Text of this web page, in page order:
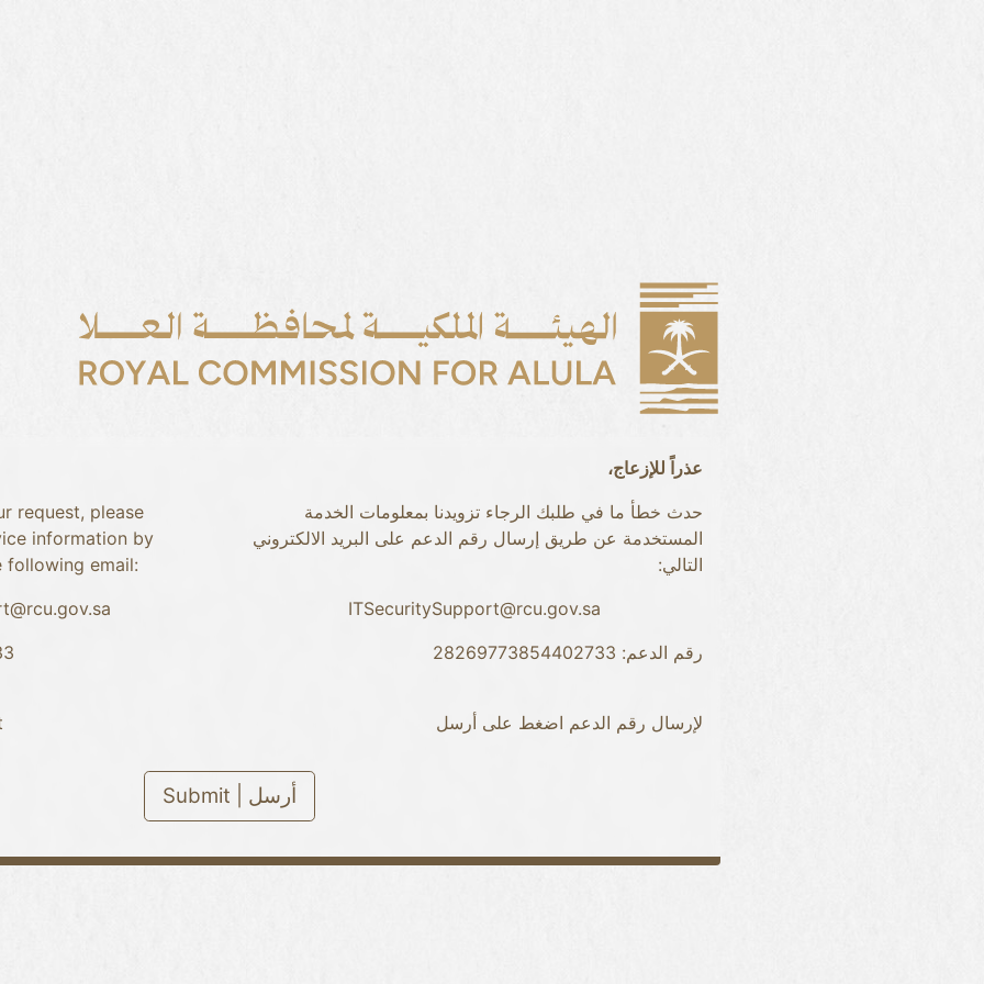
عذراً للإزعاج،
request, please
information by
email:
حدث خطأ ما في طلبك الرجاء تزويدنا بمعلومات الخدمة
المستخدمة عن طريق إرسال رقم الدعم على البريد الالكتروني
التالي:
ITSecuritySupport@rcu.gov.sa
رقم الدعم: 28269773854402733
لإرسال رقم الدعم اضغط على أرسل
Submit | أرسل